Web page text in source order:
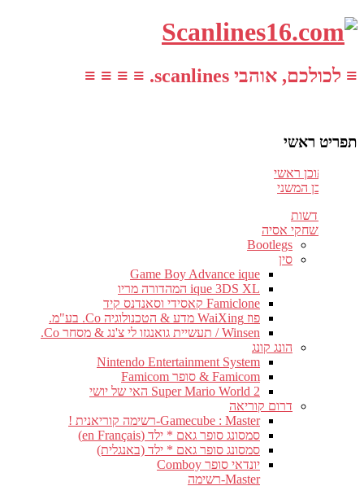
≡ לכולכם, אוהבי scanlines. ≡ ≡ ≡ ≡
תפריט ראשי
עבור לתוכן ראשי
דלג לתוכן המשני
חדשות
משחקי אסיה
Bootlegs
סין
Game Boy Advance ique
ique 3DS XL המהדורה מריו
Famiclone קאסידי וסאנדנס קיד
פוז WaiXing מדע & הטכנולוגיה Co. בע"מ.
Winsen / תעשיית גואנגזו לי צ'נג & מסחר Co.
הונג קונג
Nintendo Entertainment System
Famicom & סופר Famicom
Super Mario World 2 האי של יושי
דרום קוריאה
Gamecube : Master-רשימה קוריאנית !
סמסונג סופר גאם * ילד (en Français)
סמסונג סופר גאם * ילד (באנגלית)
יונדאי סופר Comboy
Master-רשימה